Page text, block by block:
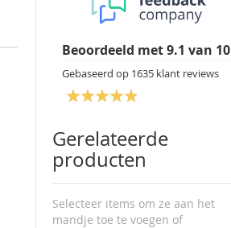
Beoordeeld met9.1 van 10
Gebaseerd op 1635 klant reviews
Gerelateerde
producten
Selecteer items om ze aan het
mandje toe te voegen of